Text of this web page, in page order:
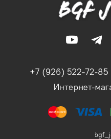
+7 (926) 522-72-85
Интернет-